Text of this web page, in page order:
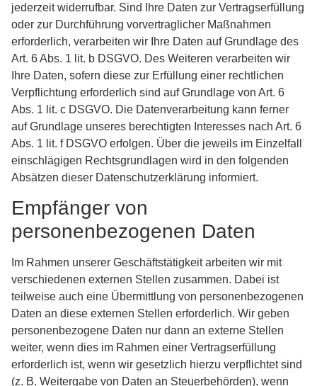
jederzeit widerrufbar. Sind Ihre Daten zur Vertragserfüllung
oder zur Durchführung vorvertraglicher Maßnahmen
erforderlich, verarbeiten wir Ihre Daten auf Grundlage des
Art. 6 Abs. 1 lit. b DSGVO. Des Weiteren verarbeiten wir
Ihre Daten, sofern diese zur Erfüllung einer rechtlichen
Verpflichtung erforderlich sind auf Grundlage von Art. 6
Abs. 1 lit. c DSGVO. Die Datenverarbeitung kann ferner
auf Grundlage unseres berechtigten Interesses nach Art. 6
Abs. 1 lit. f DSGVO erfolgen. Über die jeweils im Einzelfall
einschlägigen Rechtsgrundlagen wird in den folgenden
Absätzen dieser Datenschutzerklärung informiert.
Empfänger von
personenbezogenen Daten
Im Rahmen unserer Geschäftstätigkeit arbeiten wir mit
verschiedenen externen Stellen zusammen. Dabei ist
teilweise auch eine Übermittlung von personenbezogenen
Daten an diese externen Stellen erforderlich. Wir geben
personenbezogene Daten nur dann an externe Stellen
weiter, wenn dies im Rahmen einer Vertragserfüllung
erforderlich ist, wenn wir gesetzlich hierzu verpflichtet sind
(z. B. Weitergabe von Daten an Steuerbehörden), wenn